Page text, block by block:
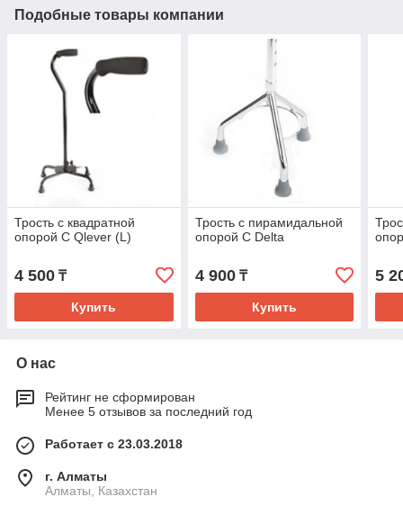
Подобные товары компании
Трость с квадратной
опорой C Qlever (L)
4 500 ₸
Купить
Трость с пирамидальной
опорой C Delta
4 900₸
Купить
5
О нас
Рейтинг не сформирован
Менее 5 отзывов за последний год
Работает с 23.03.2018
г. Алматы
Алматы, Казахстан